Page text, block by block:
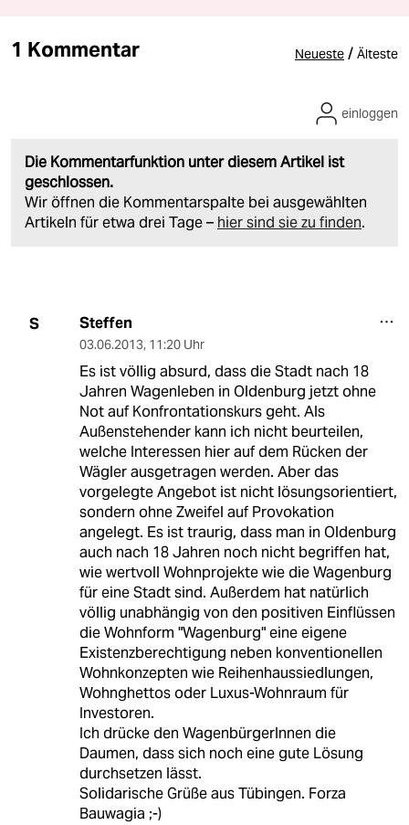
1 Kommentar Neueste / Älteste
Die Kommentarfunktion unter diesem Artikel ist
geschlossen.
Wir öffnen die Kommentarspalte bei ausgewählten
Artikeln für etwa drei Tage – hier sind sie zu finden.
einloggen
S Steffen
03.06.2013, 11:20 Uhr
Es ist völlig absurd, dass die Stadt nach 18
Jahren Wagenleben in Oldenburg jetzt ohne
Not auf Konfrontationskurs geht. Als
Außenstehender kann ich nicht beurteilen,
welche Interessen hier auf dem Rücken der
Wägler ausgetragen werden. Aber das
vorgelegte Angebot ist nicht lösungsorientiert,
sondern ohne Zweifel auf Provokation
angelegt. Es ist traurig, dass man in Oldenburg
auch nach 18 Jahren noch nicht begriffen hat,
wie wertvoll Wohnprojekte wie die Wagenburg
für eine Stadt sind. Außerdem hat natürlich
völlig unabhängig von den positiven Einflüssen
die Wohnform "Wagenburg" eine eigene
Existenzberechtigung neben konventionellen
Wohnkonzepten wie Reihenhaussiedlungen,
Wohnghettos oder Luxus-Wohnraum für
Investoren.
Ich drücke den WagenbürgerInnen die
Daumen, dass sich noch eine gute Lösung
durchsetzen lässt.
Solidarische Grüße aus Tübingen. Forza
Bauwagia ;-)